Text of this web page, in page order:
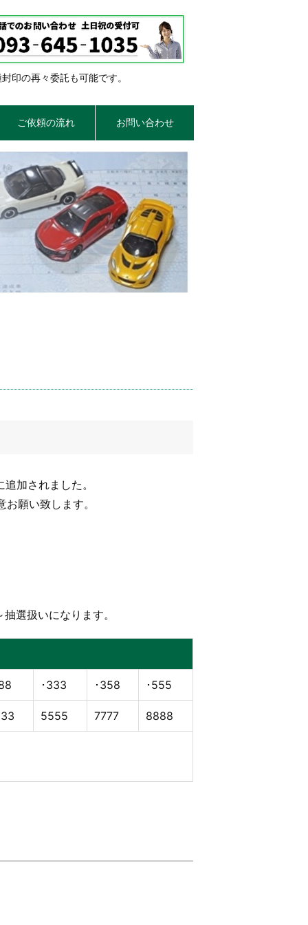
印の再々委託も可能です。
ご依頼の流れ お問い合わせ
加されました。
願い致します。
選扱いになります。
･333 ･358 ･555
5555 7777 8888